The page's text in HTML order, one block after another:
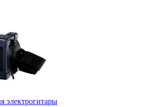
электрогитары